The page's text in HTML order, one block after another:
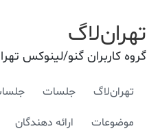
تهران‌لاگ
گروه کاربران گنو/لینوکس
تهران‌لاگ جلسات
موضوعات ارائه دهندگان